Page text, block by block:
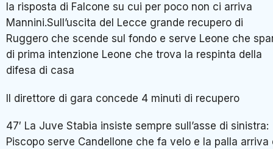
la risposta di Falcone su cui per poco non ci arriva
Mannini.Sull’uscita del Lecce grande recupero di
Ruggero che scende sul fondo e serve Leone che
di prima intenzione Leone che trova la respinta della
difesa di casa
Il direttore di gara concede 4 minuti di recupero
47′ La Juve Stabia insiste sempre sull’asse di sinistra:
Piscopo serve Candellone che fa velo e la palla arriva